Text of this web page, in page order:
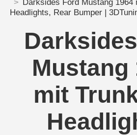
Darksides Ford Mustang 1964
Headlights, Rear Bumper |
Mustang
mit